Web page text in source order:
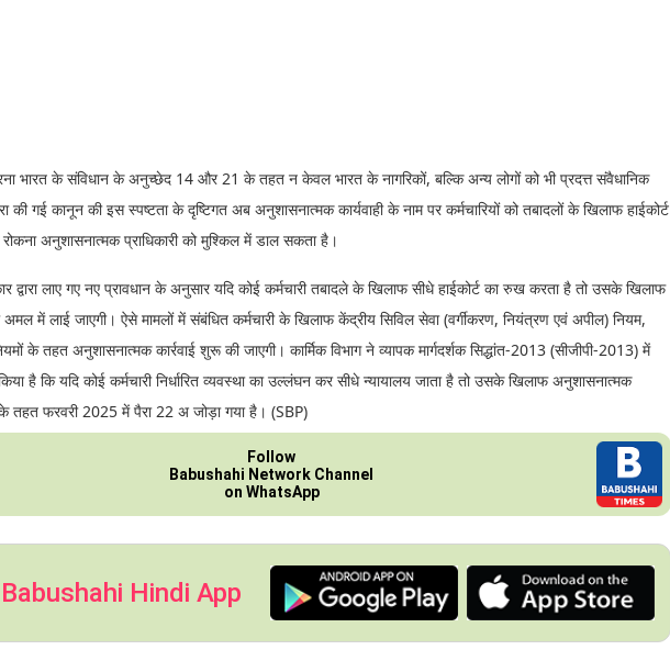
भारत के संविधान के अनुच्छेद 14 और 21 के तहत न केवल भारत के नागरिकों, बल्कि अन्य लोगों को भी प्रदत्त संवैधानिक
की गई कानून की इस स्पष्टता के दृष्टिगत अब अनुशासनात्मक कार्यवाही के नाम पर कर्मचारियों को तबादलों के खिलाफ हाईकोर्ट
अनुशासनात्मक प्राधिकारी को मुश्किल में डाल सकता है।
द्वारा लाए गए नए प्रावधान के अनुसार यदि कोई कर्मचारी तबादले के खिलाफ सीधे हाईकोर्ट का रुख करता है तो उसके खिलाफ
अमल में लाई जाएगी। ऐसे मामलों में संबंधित कर्मचारी के खिलाफ केंद्रीय सिविल सेवा (वर्गीकरण, नियंत्रण एवं अपील) नियम,
के तहत अनुशासनात्मक कार्रवाई शुरू की जाएगी। कार्मिक विभाग ने व्यापक मार्गदर्शक सिद्धांत-2013 (सीजीपी-2013) में
है कि यदि कोई कर्मचारी निर्धारित व्यवस्था का उल्लंघन कर सीधे न्यायालय जाता है तो उसके खिलाफ अनुशासनात्मक
तहत फरवरी 2025 में पैरा 22 अ जोड़ा गया है। (SBP)
Follow
Babushahi Network Channel
on WhatsApp
Babushahi Hindi App